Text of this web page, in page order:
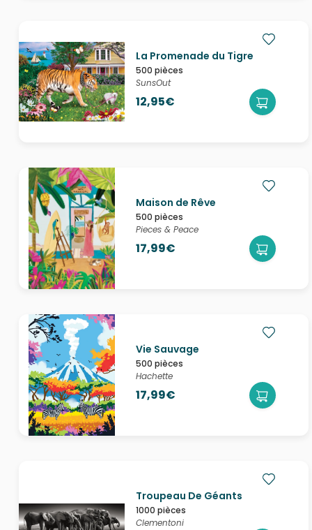
La Promenade du Tigre
500 pièces
SunsOut
12,95€
Maison de Rêve
500 pièces
Pieces & Peace
17,99€
Vie Sauvage
500 pièces
Hachette
17,99€
Troupeau De Géants
1000 pièces
Clementoni